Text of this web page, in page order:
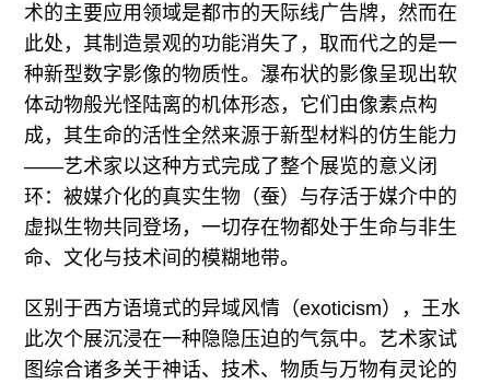
术的主要应用领域是都市的天际线广告牌，然而在
此处，其制造景观的功能消失了，取而代之的是一
种新型数字影像的物质性。瀑布状的影像呈现出软
体动物般光怪陆离的机体形态，它们由像素点构
成，其生命的活性全然来源于新型材料的仿生能力
——艺术家以这种方式完成了整个展览的意义闭
环：被媒介化的真实生物（蚕）与存活于媒介中的
虚拟生物共同登场，一切存在物都处于生命与非生
命、文化与技术间的模糊地带。
区别于西方语境式的异域风情（exoticism），王水
此次个展沉浸在一种隐隐压迫的气氛中。艺术家试
图综合诸多关于神话、技术、物质与万物有灵论的